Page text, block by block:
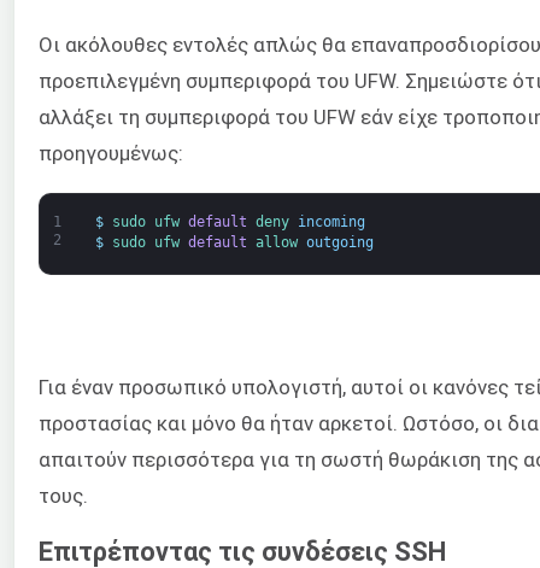
Οι ακόλουθες εντολές απλώς θα
προεπιλεγμένη συμπεριφορά του UFW. Σημειώστε
αλλάξει τη συμπεριφορά του UFW εάν είχε
προηγουμένως:
1
2
$ sudo ufw default deny incoming
$
sudo ufw default allow outgoing
Για έναν προσωπικό υπολογιστή, αυτοί οι κανόνες
προστασίας και μόνο θα ήταν αρκετοί. Ωστόσο, οι
απαιτούν περισσότερα για τη σωστή θωράκιση της
τους.
Επιτρέποντας τις συνδέσεις SSH